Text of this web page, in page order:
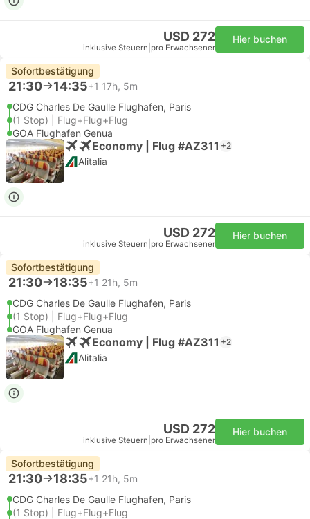
USD 272
inklusive Steuern pro Erwachsener
Hier buchen
Sofortbestätigung
21:30 14:35+1 17h, 5m
CDG Charles De Gaulle Flughafen, Paris
(1 Stop) | Flug+Flug+Flug
GOA Flughafen Genua
Economy | Flug #AZ311 +2
Alitalia
USD 272
inklusive Steuern pro Erwachsener
Hier buchen
Sofortbestätigung
21:30 18:35+1 21h, 5m
CDG Charles De Gaulle Flughafen, Paris
(1 Stop) | Flug+Flug+Flug
GOA Flughafen Genua
Economy | Flug #AZ311 +2
Alitalia
USD 272
inklusive Steuern pro Erwachsener
Hier buchen
Sofortbestätigung
21:30 18:35+1 21h, 5m
CDG Charles De Gaulle Flughafen, Paris
(1 Stop) | Flug+Flug+Flug